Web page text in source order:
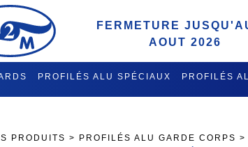
FERMETURE
AOUT 2026
PROFILÉS ALU SPÉCIAUX PROFILÉS
PRODUITS > PROFILÉS ALU GARDE CORPS >